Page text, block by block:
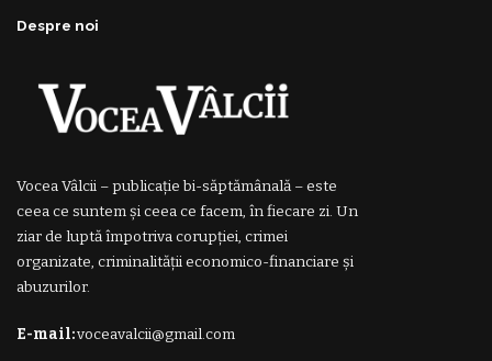
Despre noi
Vocea Vâlcii – publicație bi-săptămânală – este
ceea ce suntem și ceea ce facem, în fiecare zi. Un
ziar de luptă împotriva corupției, crimei
organizate, criminalității economico-financiare și
abuzurilor.
E-mail:voceavalcii@gmail.com